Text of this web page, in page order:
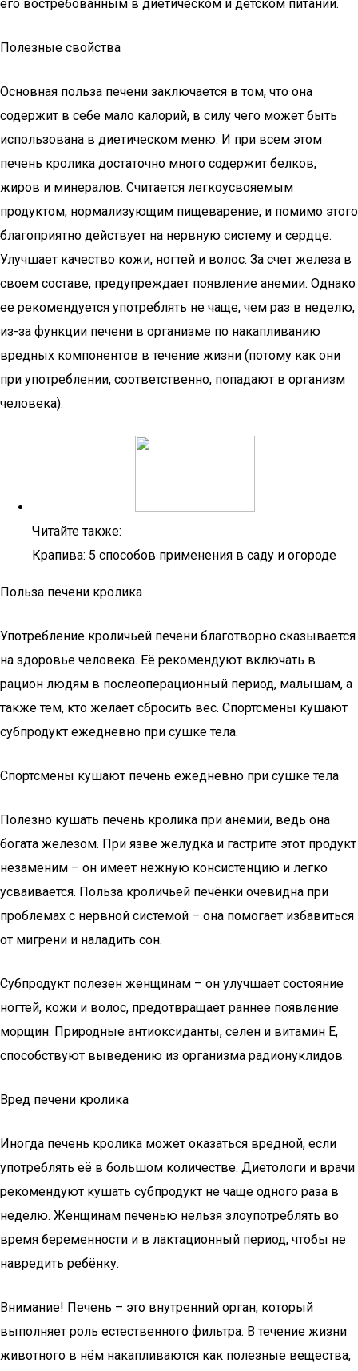
его востребованным в диетическом и детском питании.
Полезные свойства
Основная польза печени заключается в том, что она
содержит в себе мало калорий, в силу чего может быть
использована в диетическом меню. И при всем этом
печень кролика достаточно много содержит белков,
жиров и минералов. Считается легкоусвояемым
продуктом, нормализующим пищеварение, и помимо этого
благоприятно действует на нервную систему и сердце.
Улучшает качество кожи, ногтей и волос. За счет железа в
своем составе, предупреждает появление анемии. Однако
ее рекомендуется употреблять не чаще, чем раз в неделю,
из-за функции печени в организме по накапливанию
вредных компонентов в течение жизни (потому как они
при употреблении, соответственно, попадают в организм
человека).
Читайте также:
Крапива: 5 способов применения в саду и огороде
Польза печени кролика
Употребление кроличьей печени благотворно сказывается
на здоровье человека. Её рекомендуют включать в
рацион людям в послеоперационный период, малышам, а
также тем, кто желает сбросить вес. Спортсмены кушают
субпродукт ежедневно при сушке тела.
Спортсмены кушают печень ежедневно при сушке тела
Полезно кушать печень кролика при анемии, ведь она
богата железом. При язве желудка и гастрите этот продукт
незаменим – он имеет нежную консистенцию и легко
усваивается. Польза кроличьей печёнки очевидна при
проблемах с нервной системой – она помогает избавиться
от мигрени и наладить сон.
Субпродукт полезен женщинам – он улучшает состояние
ногтей, кожи и волос, предотвращает раннее появление
морщин. Природные антиоксиданты, селен и витамин Е,
способствуют выведению из организма радионуклидов.
Вред печени кролика
Иногда печень кролика может оказаться вредной, если
употреблять её в большом количестве. Диетологи и врачи
рекомендуют кушать субпродукт не чаще одного раза в
неделю. Женщинам печенью нельзя злоупотреблять во
время беременности и в лактационный период, чтобы не
навредить ребёнку.
Внимание! Печень – это внутренний орган, который
выполняет роль естественного фильтра. В течение жизни
животного в нём накапливаются как полезные вещества,